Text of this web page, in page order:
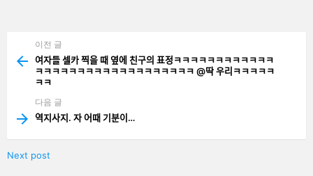
more
이전 글
여자들 셀카 찍을 때 옆에 친구의 표정ㅋㅋㅋㅋㅋㅋㅋㅋㅋㅋㅋㅋ
ㅋㅋㅋㅋㅋㅋㅋㅋㅋㅋㅋㅋㅋㅋㅋㅋㅋㅋㅋ @딱 우리ㅋㅋㅋㅋㅋ
ㅋㅋ
다음 글
역지사지. 자 어때 기분이…
Next post